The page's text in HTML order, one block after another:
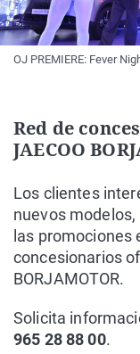
OJ PREMIERE: Fever
Red de
JAECOO
Los clientes
nuevos modelos,
las promociones
concesionarios
BORJAMOTOR.
Solicita
965 28 88 00.